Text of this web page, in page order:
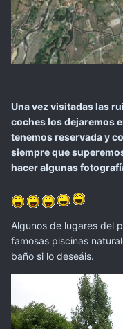
Una vez visitadas las
coches los dejaremos
tenemos reservada y
siempre que
hacer algunas
Algunos de lugares del
famosas piscinas
baño si lo deseáis.